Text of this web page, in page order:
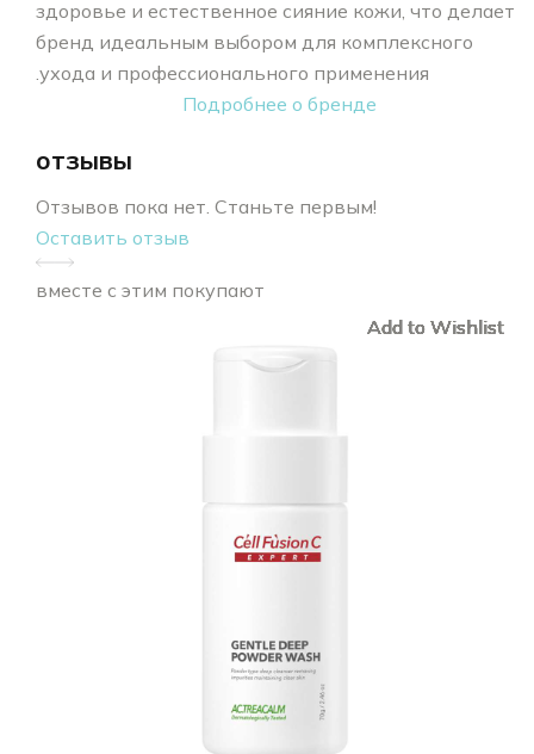
здоровье и естественное сияние кожи, что делает
бренд идеальным выбором для комплексного
ухода и профессионального применения.
Подробнее о бренде
отзывы
Отзывов пока нет. Станьте первым!
Оставить отзыв
вместе с этим покупают
Add to Wishlist
Add to Wishlist
Add to Wishlist
Add to Wishlist
Add to Wishlist
Add to Wishlist
Add to Wishlist
Add to Wishlist
Add to Wishlist
Add to Wishlist
Add to Wishlist
Add to Wishlist